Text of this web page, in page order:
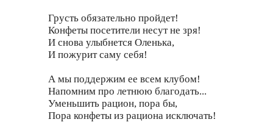
Грусть обязательно пройдет!
Конфеты посетители несут не зря!
И снова улыбнется Оленька,
И пожурит саму себя!
А мы поддержим ее всем клубом!
Напомним про летнюю благодать...
Уменьшить рацион, пора бы,
Пора конфеты из рациона исключать!